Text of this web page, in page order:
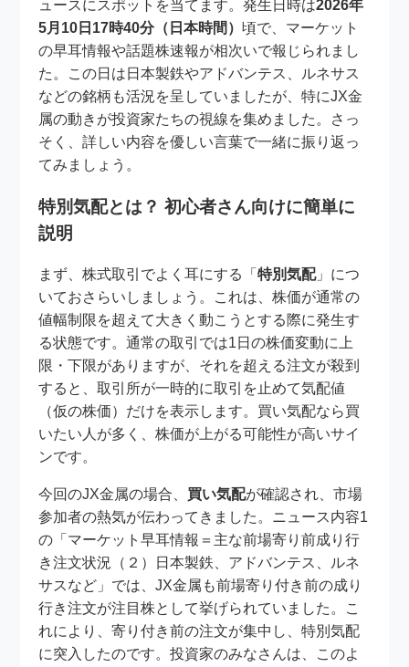
ュースにスポットを当てます。発生日時は2026年
5月10日17時40分（日本時間）頃で、マーケット
の早耳情報や話題株速報が相次いで報じられまし
た。この日は日本製鉄やアドバンテス、ルネサス
などの銘柄も活況を呈していましたが、特にJX金
属の動きが投資家たちの視線を集めました。さっ
そく、詳しい内容を優しい言葉で一緒に振り返っ
てみましょう。
特別気配とは？ 初心者さん向けに簡単に
説明
まず、株式取引でよく耳にする「特別気配」につ
いておさらいしましょう。これは、株価が通常の
値幅制限を超えて大きく動こうとする際に発生す
る状態です。通常の取引では1日の株価変動に上
限・下限がありますが、それを超える注文が殺到
すると、取引所が一時的に取引を止めて気配値
（仮の株価）だけを表示します。買い気配なら買
いたい人が多く、株価が上がる可能性が高いサイ
ンです。
今回のJX金属の場合、 買い気配が確認され、市場
参加者の熱気が伝わってきました。ニュース内容1
の「マーケット早耳情報＝主な前場寄り前成り行
き注文状況（２）日本製鉄、アドバンテス、ルネ
サスなど」では、JX金属も前場寄り付き前の成り
行き注文が注目株として挙げられていました。こ
れにより、寄り付き前の注文が集中し、特別気配
に突入したのです。投資家のみなさんは、このよ